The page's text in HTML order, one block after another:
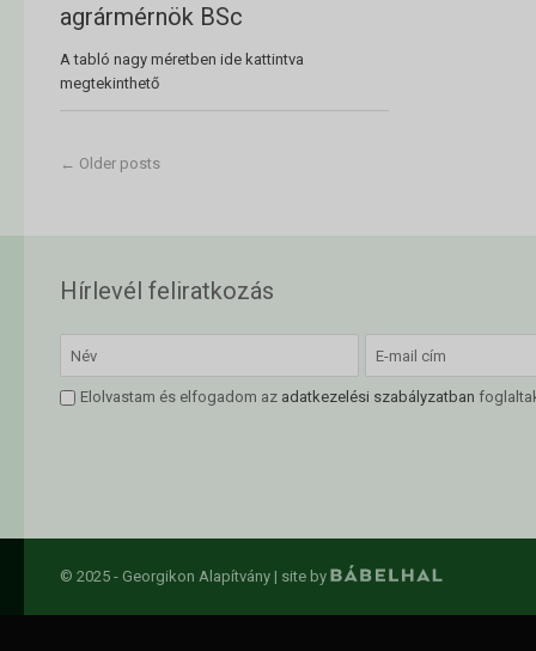
agrármérnök BSc
A tabló nagy méretben ide kattintva
megtekinthető
← Older posts
Hírlevél feliratkozás
Elolvastam és elfogadom az adatkezelési szabályzatban
© 2025 - Georgikon Alapítvány | site by